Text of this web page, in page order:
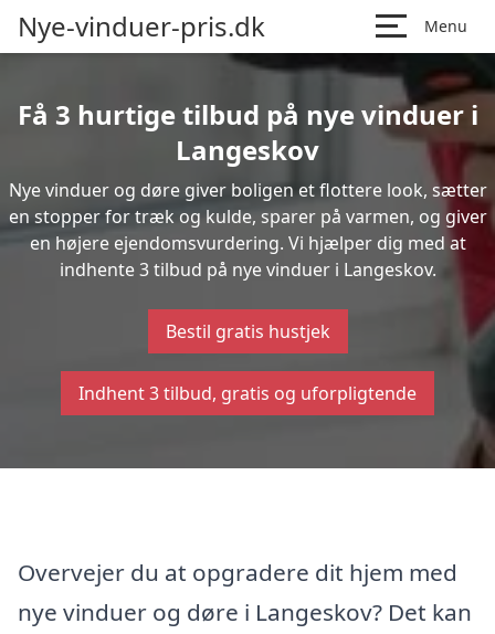
Nye-vinduer-pris.dk Menu
Få 3 hurtige tilbud på nye vinduer i
Langeskov
Nye vinduer og døre giver boligen et flottere look, sætter
en stopper for træk og kulde, sparer på varmen, og giver
en højere ejendomsvurdering. Vi hjælper dig med at
indhente 3 tilbud på nye vinduer i Langeskov.
Bestil gratis hustjek
Indhent 3 tilbud, gratis og uforpligtende
Overvejer du at opgradere dit hjem med
nye vinduer og døre i Langeskov? Det kan